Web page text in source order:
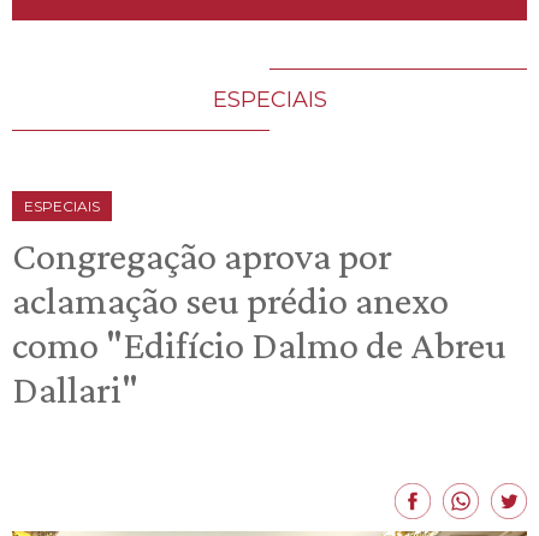
ESPECIAIS
ESPECIAIS
Congregação aprova por
aclamação seu prédio anexo
como "Edifício Dalmo de Abreu
Dallari"